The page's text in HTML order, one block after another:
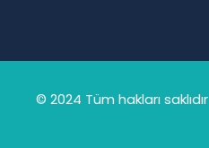
© 2024 Tüm hakları saklıdır